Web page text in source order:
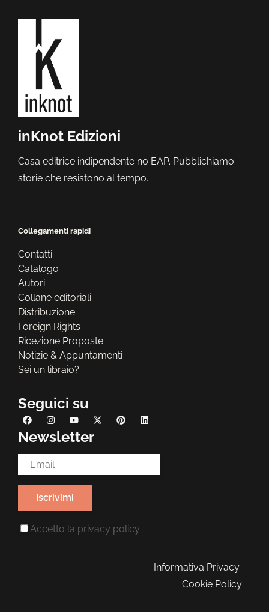
inKnot Edizioni
Casa editrice indipendente no EAP. Pubblichiamo
storie che resistono al tempo.
Collegamenti rapidi
Contatti
Catalogo
Autori
Collane editoriali
Distribuzione
Foreign Rights
Ricezione Proposte
Notizie & Appuntamenti
Sei un libraio?
Seguici su
Newsletter
Email Address*
Accetto la privacy policy
Informativa Privacy
Cookie Policy